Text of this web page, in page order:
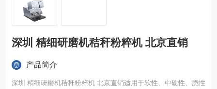
深圳 精细研磨机秸秆粉粹机 北京直销
产品简介
深圳 精细研磨机秸秆粉粹机 北京直销适用于软性、中硬性、脆性